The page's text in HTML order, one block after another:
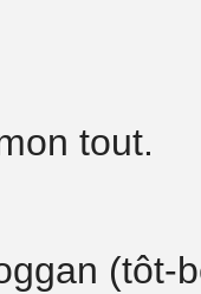
tout.
(tôt-